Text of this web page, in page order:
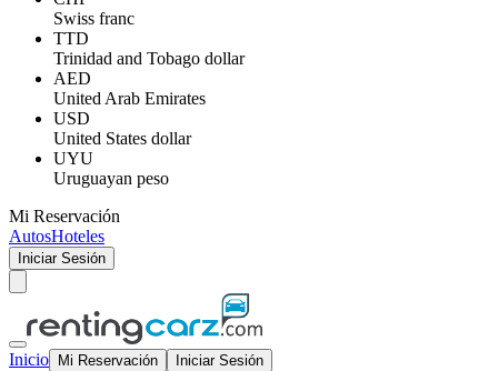
Swiss franc
TTD
Trinidad and Tobago dollar
AED
United Arab Emirates
USD
United States dollar
UYU
Uruguayan peso
Mi Reservación
AutosHoteles
Iniciar Sesión
Inicio Mi Reservación Iniciar Sesión